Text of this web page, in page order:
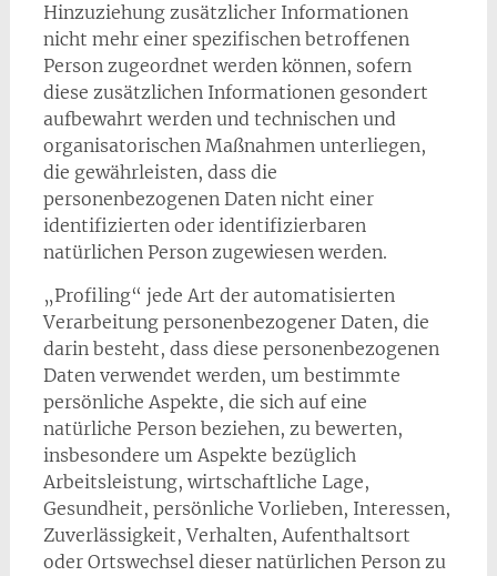
Hinzuziehung zusätzlicher Informationen
nicht mehr einer spezifischen betroffenen
Person zugeordnet werden können, sofern
diese zusätzlichen Informationen gesondert
aufbewahrt werden und technischen und
organisatorischen Maßnahmen unterliegen,
die gewährleisten, dass die
personenbezogenen Daten nicht einer
identifizierten oder identifizierbaren
natürlichen Person zugewiesen werden.
„Profiling“ jede Art der automatisierten
Verarbeitung personenbezogener Daten, die
darin besteht, dass diese personenbezogenen
Daten verwendet werden, um bestimmte
persönliche Aspekte, die sich auf eine
natürliche Person beziehen, zu bewerten,
insbesondere um Aspekte bezüglich
Arbeitsleistung, wirtschaftliche Lage,
Gesundheit, persönliche Vorlieben, Interessen,
Zuverlässigkeit, Verhalten, Aufenthaltsort
oder Ortswechsel dieser natürlichen Person zu